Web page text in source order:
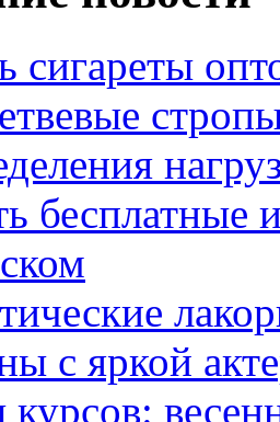
сигареты
с яркой